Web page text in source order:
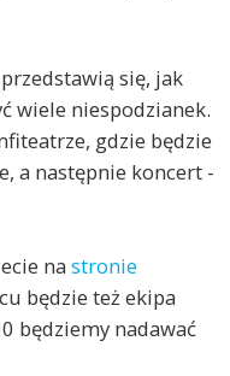
się, jak
wiele niespodzianek.
gdzie będzie
a następnie koncert -
na stronie
będzie też ekipa
będziemy nadawać